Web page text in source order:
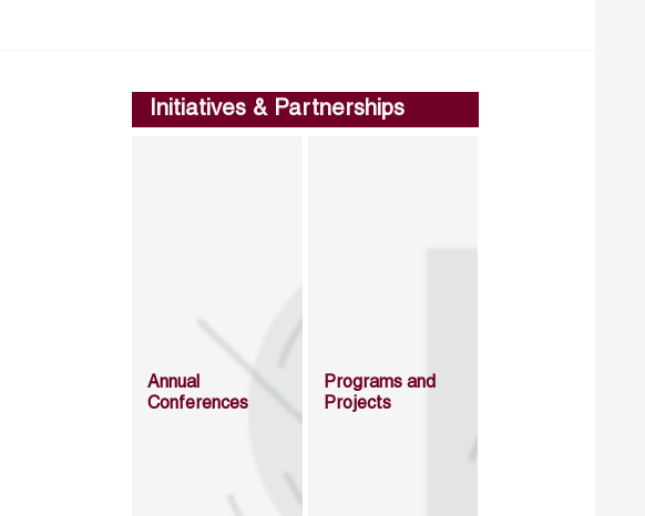
Initiatives & Partnerships
Annual
Conferences
Programs and
Projects